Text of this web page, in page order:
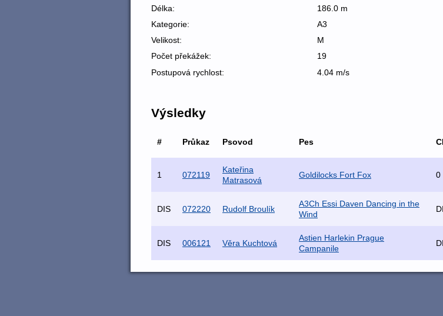
Délka:
186.0 m
Kategorie:
A3
Velikost:
M
Počet překážek:
19
Postupová rychlost:
4.04 m/s
Výsledky
# Průkaz Psovod Pes
1 072119
Kateřina
Matrasová
Goldilocks Fort Fox 0
DIS 072220 Rudolf Broulík
A3Ch Essi Daven Dancing in the
Wind
DIS 006121 Věra Kuchtová
Astien Harlekin Prague
Campanile